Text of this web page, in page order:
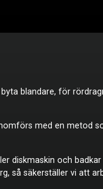
blandare, för
med en metod
diskmaskin och
så säkerställer vi att